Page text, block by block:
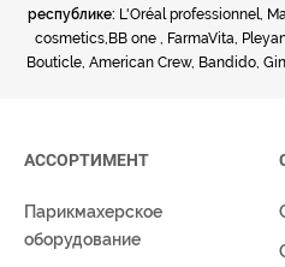
республике: L'Oréal professionnel,
cosmetics,BB one , FarmaVita,
Bouticle, American Crew, Bandido,
АССОРТИМЕНТ
Парикмахерское
оборудование